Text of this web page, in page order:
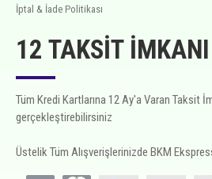
İptal & İade Politikası
12 TAKSIT İMKANI
Tüm Kredi Kartlarına 12 Ay'a Varan Taksit
gerçekleştirebilirsiniz
Üstelik Tüm Alışverişlerinizde BKM